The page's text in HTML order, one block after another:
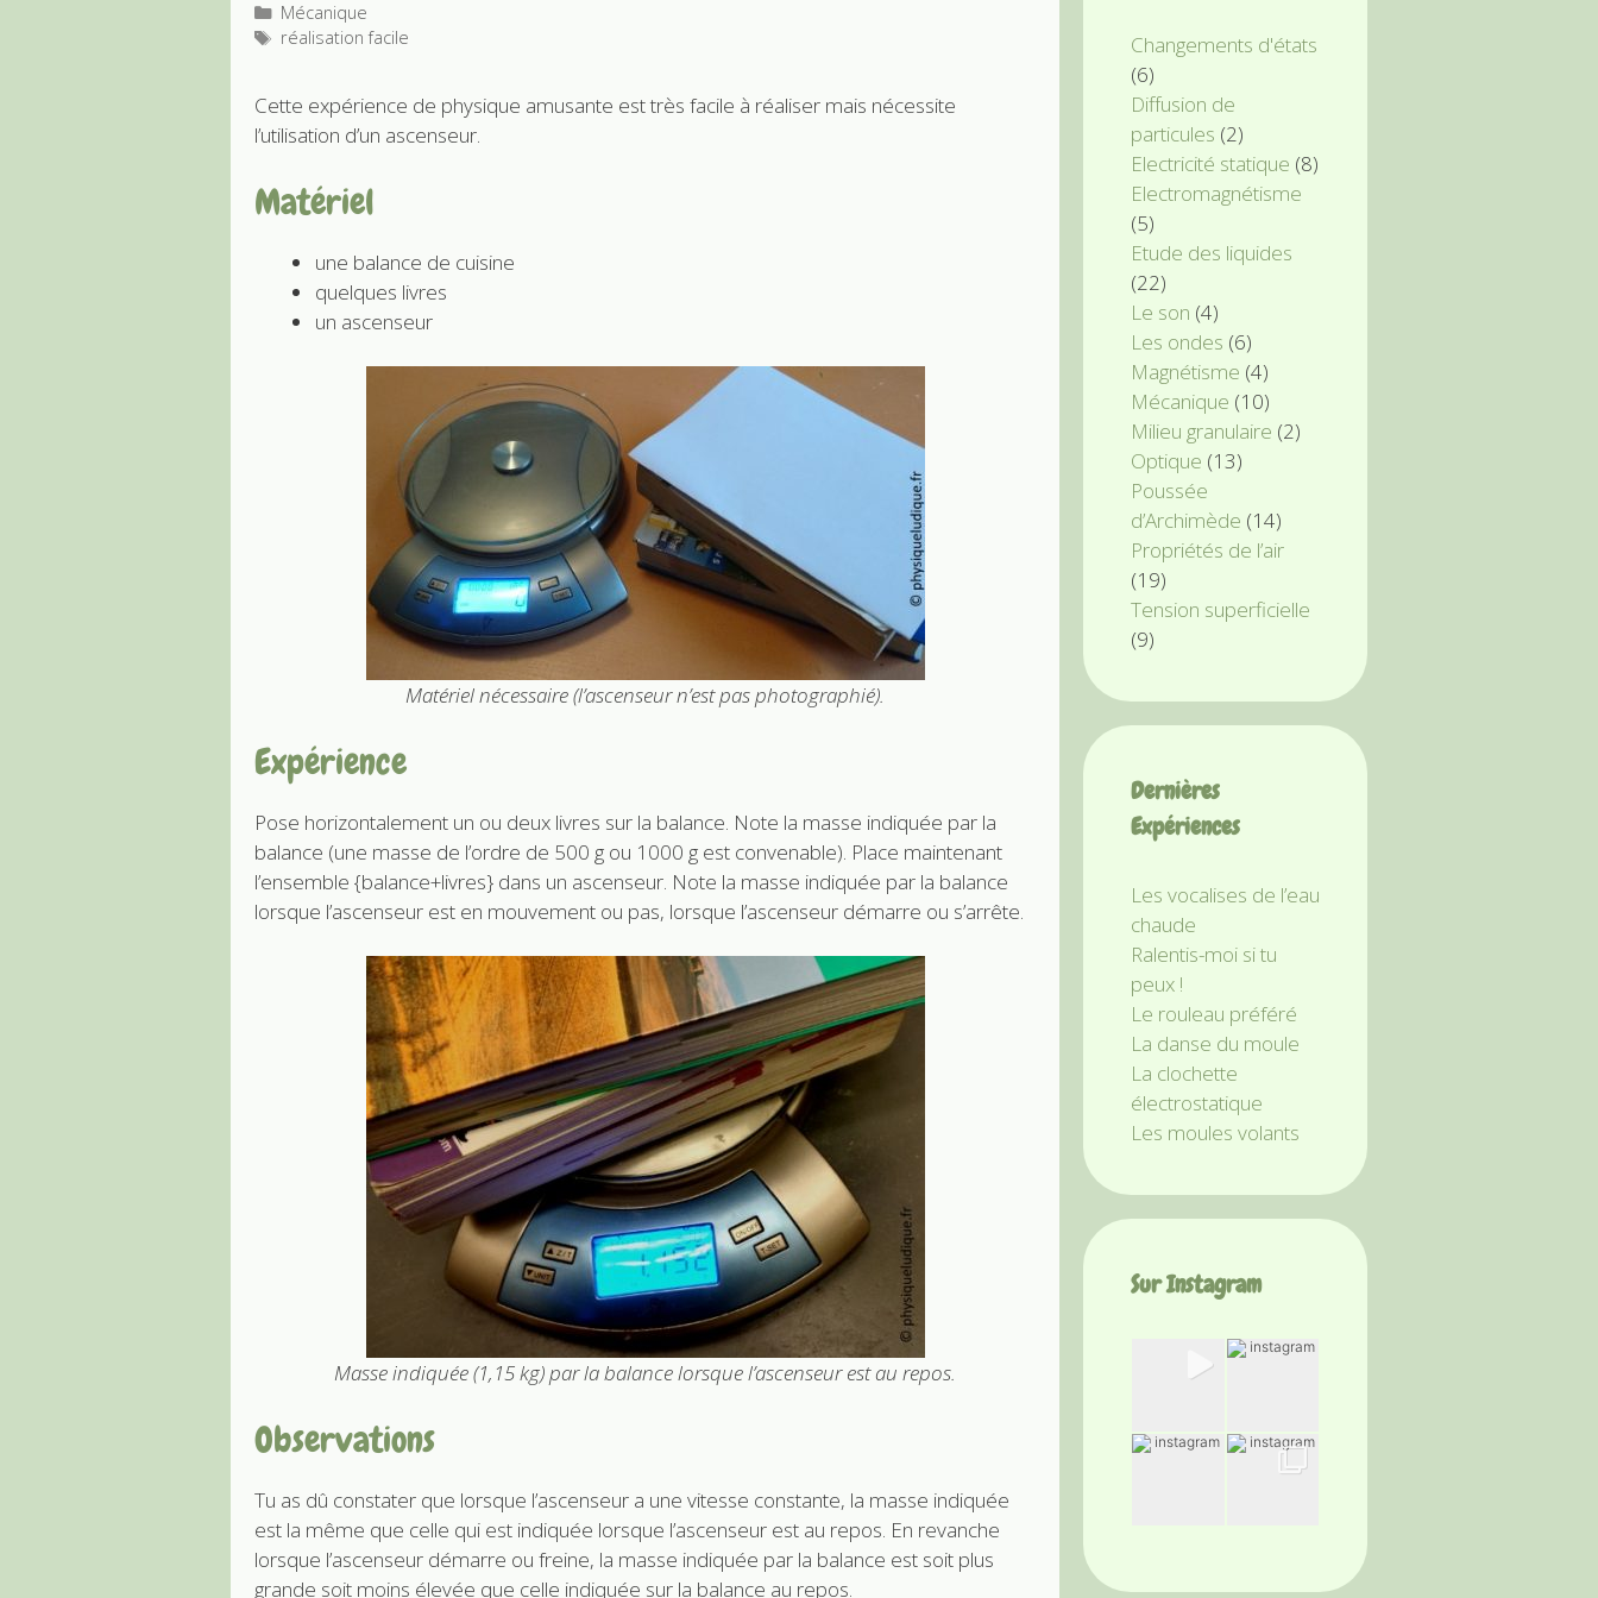
Catégories
Mécanique
Étiquettes
réalisation facile
Cette expérience de physique amusante est très facile à réaliser mais nécessite
l’utilisation d’un ascenseur.
Matériel
une balance de cuisine
quelques livres
un ascenseur
Matériel nécessaire (l’ascenseur n’est pas photographié).
Expérience
Pose horizontalement un ou deux livres sur la balance. Note la masse indiquée par la
balance (une masse de l’ordre de 500 g ou 1000 g est convenable). Place maintenant
l’ensemble {balance+livres} dans un ascenseur. Note la masse indiquée par la balance
lorsque l’ascenseur est en mouvement ou pas, lorsque l’ascenseur démarre ou s’arrête.
Masse indiquée (1,15 kg) par la balance lorsque l’ascenseur est au repos.
Observations
Tu as dû constater que lorsque l’ascenseur a une vitesse constante, la masse indiquée
est la même que celle qui est indiquée lorsque l’ascenseur est au repos. En revanche
lorsque l’ascenseur démarre ou freine, la masse indiquée par la balance est soit plus
grande soit moins élevée que celle indiquée sur la balance au repos.
Changements d'états
(6)
Diffusion de
particules (2)
Electricité statique (8)
Electromagnétisme
(5)
Etude des liquides
(22)
Le son (4)
Les ondes (6)
Magnétisme (4)
Mécanique (10)
Milieu granulaire (2)
Optique (13)
Poussée
d’Archimède (14)
Propriétés de l’air
(19)
Tension superficielle
(9)
Dernières
Expériences
Les vocalises de l’eau
chaude
Ralentis-moi si tu
peux !
Le rouleau préféré
La danse du moule
La clochette
électrostatique
Les moules volants
Sur Instagram